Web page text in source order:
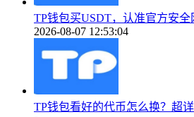
TP钱包买USDT，认准官方安
2026-08-07 12:53:04
TP钱包看好的代币怎么换？超